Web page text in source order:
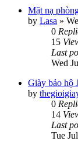
Mặt nạ
by Lasa »
0
15
Last
Wed
Giày bảo hộ
by
0
14
Last
Tue